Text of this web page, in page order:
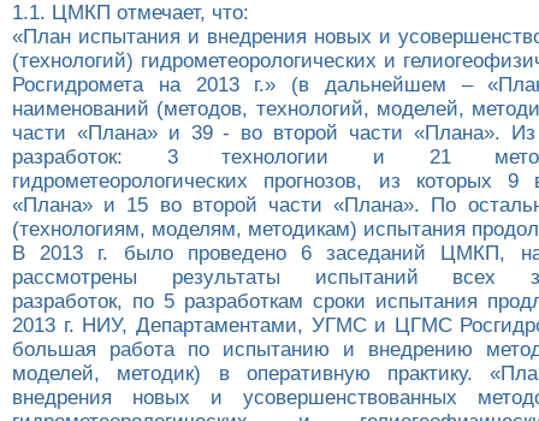
1.1. ЦМКП отмечает, что:
«План испытания и внедрения новых и
(технологий) гидрометеорологических и
Росгидромета на 2013 г.» (в дальнейшем –
наименований (методов, технологий, моделей,
части «Плана» и 39 - во второй части «Плана».
разработок: 3 технологии и 21
гидрометеорологических прогнозов, из которых
«Плана» и 15 во второй части «Плана». По
(технологиям, моделям, методикам) испытания
В 2013 г. было проведено 6 заседаний ЦМКП,
рассмотрены результаты испытаний всех
разработок, по 5 разработкам сроки испытания
2013 г. НИУ, Департаментами, УГМС и ЦГМС
большая работа по испытанию и внедрению
моделей, методик) в оперативную практику.
внедрения новых и усовершенствованных